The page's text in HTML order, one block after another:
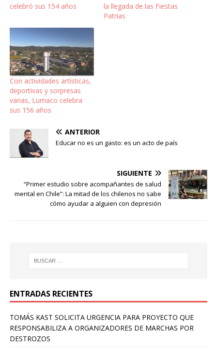
celebró sus 154 años
la llegada de las Fiestas
Patrias
Con actividades artísticas,
deportivas y sorpresas
varias, Lumaco celebra
sus 156 años
ANTERIOR
Educar no es un gasto: es un acto de país
SIGUIENTE
“Primer estudio sobre acompañantes de salud
mental en Chile”: La mitad de los chilenos no sabe
cómo ayudar a alguien con depresión
ENTRADAS RECIENTES
TOMÁS KAST SOLICITA URGENCIA PARA PROYECTO QUE
RESPONSABILIZA A ORGANIZADORES DE MARCHAS POR
DESTROZOS